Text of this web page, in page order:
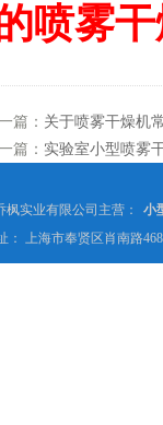
喷雾
篇： 关于喷雾干燥机
篇： 实验室小型喷雾
枫实业有限公司主营：
小
： 上海市奉贤区肖南路